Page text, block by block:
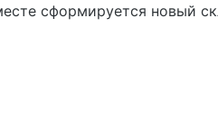
сформируется новый